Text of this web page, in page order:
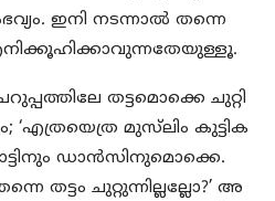
ഇനി നടന്നാല്‍ തന്നെ
തട്ടമൊക്കെ ചുറ്റി
മുസ്‌ലിം കുട്ടിക
ഡാന്‍സിനുമൊക്കെ.
തട്ടം ചുറ്റുന്നില്ലല്ലോ?’ അ